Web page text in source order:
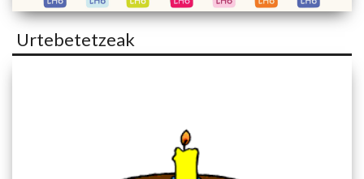
Urtebetetzeak